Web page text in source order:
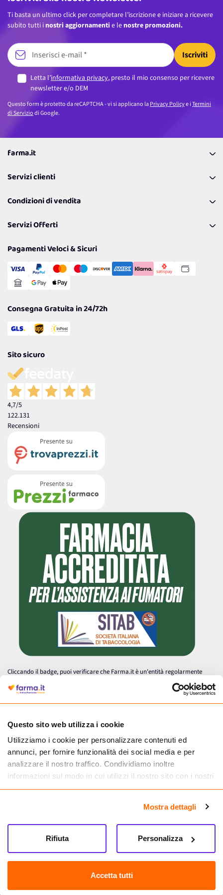
Questo sito web utilizza i cookie
Utilizziamo i cookie per personalizzare contenuti ed
annunci, per fornire funzionalità dei social media e per
analizzare il nostro traffico. Condividiamo inoltre
informazioni sul modo in cui utilizzi il nostro sito con i nostri
partner che si occupano di analisi dei dati web, pubblicità e
informazioni che hai fornito loro o che hanno raccolto dal
tuo utilizzo dei loro servizi.
Mostra dettagli
Accetta tutti
Personalizza
Rifiuta
Ti basta un ultimo click per completare l’iscrizione e iniziare a ricevere
subito tutti i nostri aggiornamenti e le nostre promozioni.
Iscriviti
Letta l’informativa privacy, presto il mio consenso per ricevere
newsletter e/o DEM
Questo form è protetto da reCAPTCHA - vi si applicano laPrivacy Policye iTermini
di Serviziodi Google.
farma.it
Coupon
Lavora con noi
Politiche per la parità di genere
Servizi clienti
Richiamami
Resi
Condizioni di vendita
Spedizioni
Cookie Policy
Gestisci Cookie
Servizi Offerti
Reso Facile e Veloce
Pagamenti Veloci & Sicuri
Consegna Gratuita in 24/72h
Sito sicuro
4,7/5
122.131
Recensioni
Cliccando il badge, puoi verificare che Farma.it è un'entità regolarmente
autorizzata dal Ministero della Salute a effettuare la vendita online di
medicinali.
Farma.it S.a.s. P. IVA 07417261216 REA: NA-884088
CREDITS
Sede legale Via delle Repubbliche Marinare 128, 80147 Napoli